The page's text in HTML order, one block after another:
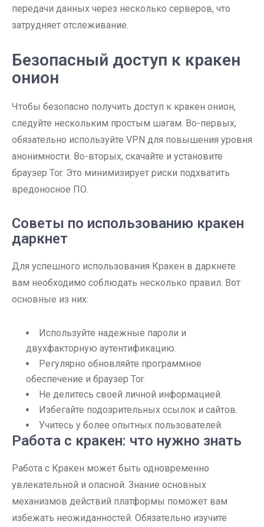
передачи данных через несколько серверов, что
затрудняет отслеживание.
Безопасный доступ к кракен
онион
Чтобы безопасно получить доступ к кракен онион,
следуйте нескольким простым шагам. Во-первых,
обязательно используйте VPN для повышения уровня
анонимности. Во-вторых, скачайте и установите
браузер Tor. Это минимизирует риски подхватить
вредоносное ПО.
Советы по использованию кракен
даркнет
Для успешного использования Кракен в даркнете
вам необходимо соблюдать несколько правил. Вот
основные из них:
Используйте надежные пароли и
двухфакторную аутентификацию.
Регулярно обновляйте программное
обеспечение и браузер Tor.
Не делитесь своей личной информацией.
Избегайте подозрительных ссылок и сайтов.
Учитесь у более опытных пользователей.
Работа с кракен: что нужно знать
Работа с Кракен может быть одновременно
увлекательной и опасной. Знание основных
механизмов действий платформы поможет вам
избежать неожиданностей. Обязательно изучите